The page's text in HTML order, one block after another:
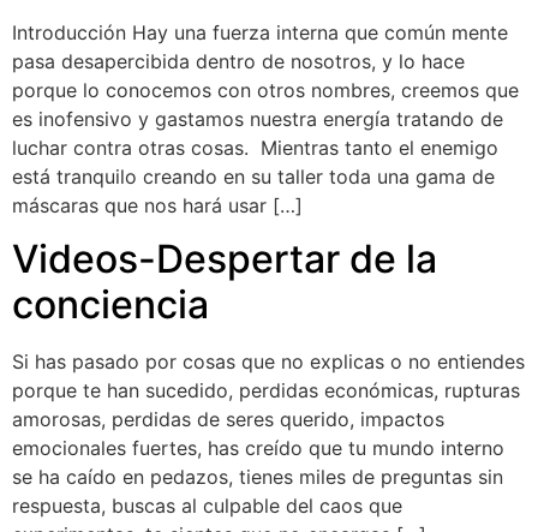
Introducción Hay una fuerza interna que común mente
pasa desapercibida dentro de nosotros, y lo hace
porque lo conocemos con otros nombres, creemos que
es inofensivo y gastamos nuestra energía tratando de
luchar contra otras cosas. Mientras tanto el enemigo
está tranquilo creando en su taller toda una gama de
máscaras que nos hará usar […]
Videos-Despertar de la
conciencia
Si has pasado por cosas que no explicas o no entiendes
porque te han sucedido, perdidas económicas, rupturas
amorosas, perdidas de seres querido, impactos
emocionales fuertes, has creído que tu mundo interno
se ha caído en pedazos, tienes miles de preguntas sin
respuesta, buscas al culpable del caos que